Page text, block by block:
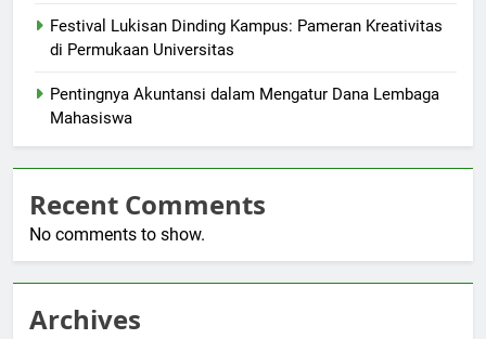
Festival Lukisan Dinding Kampus: Pameran Kreativitas
di Permukaan Universitas
Pentingnya Akuntansi dalam Mengatur Dana Lembaga
Mahasiswa
Recent Comments
No comments to show.
Archives